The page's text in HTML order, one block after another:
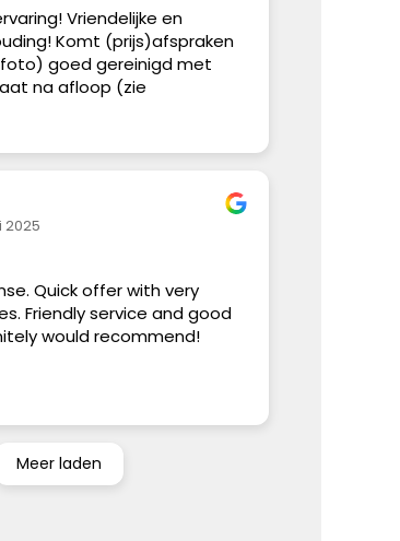
Vriendelijke en
Komt (prijs)afspraken
foto) goed gereinigd met
na afloop (zie
man mag trots zijn op
hopen we nooit meer
op de bank, maar mocht dit
2025
Quick offer with very
Friendly service and good
would recommend!
Meer laden